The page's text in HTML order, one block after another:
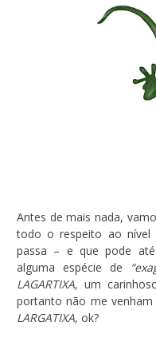
Antes de mais nada,
todo o respeito ao nível
passa – e que pode
alguma espécie de
LAGARTIXA, um
portanto não me
LARGATIXA, ok?